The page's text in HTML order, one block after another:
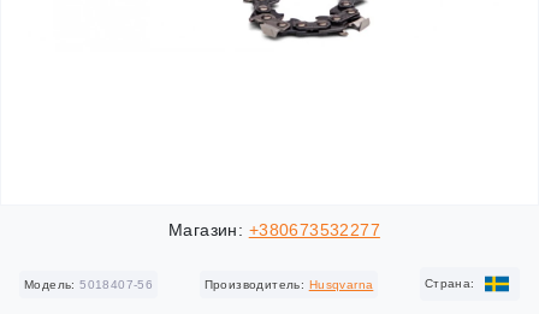
Магазин: +380673532277
Модель: 5018407-56 Производитель: Husqvarna Cтрана: